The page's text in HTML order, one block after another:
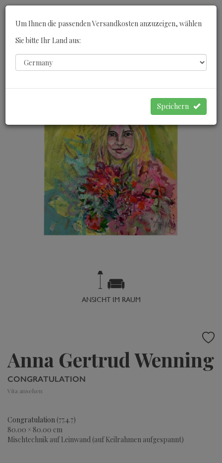
ANSICHT IM RAUM
Anna Gertrud Wenning
CONGRATULATION
Vita ansehen
Congratulation (77.4.7)
80.00 × 80.00 cm
Mischtechnik auf Leinwand (auf Keilrahmen aufgespannt)
Um Ihnen die passenden Versandkosten anzuzeigen, wählen
Sie bitte Ihr Land aus:
Speichern